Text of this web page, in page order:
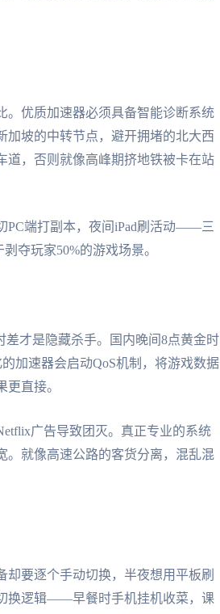
。优质加速器必须具备智能诊断系统
坡的中转节点，避开拥堵的北大西
道，否则就像高峰期挤地铁被卡在站
PC端打副本，夜间iPad刷活动——三
夺玩家50%的游戏场景。
才是隐藏杀手。国内晚间8点黄金时
加速器会启动QoS机制，将游戏数据
直接。
广告导致团灭。真正专业的系统
。就像高速公路的客货分离，混乱混
要逐个手动切换，半夜想用平板刷
换逻辑——早餐时手机挂机收菜，课